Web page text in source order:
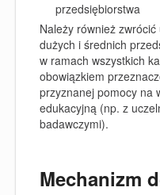
przedsiębiorstwa
Należy również
dużych i średnich
w ramach wszystkich
obowiązkiem
przyznanej pomocy na
edukacyjną (np. z
badawczymi).
Mechanizm